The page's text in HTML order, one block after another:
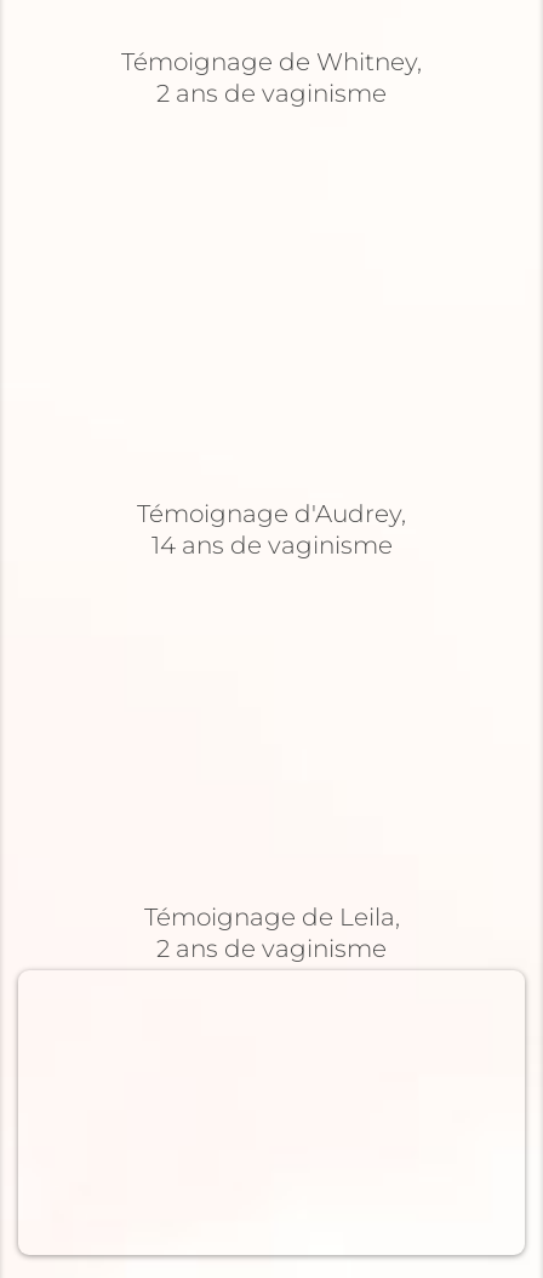
Témoignage de Whitney,
2 ans de vaginisme
Témoignage d'Audrey,
14 ans de vaginisme
Témoignage de Leila,
2 ans de vaginisme